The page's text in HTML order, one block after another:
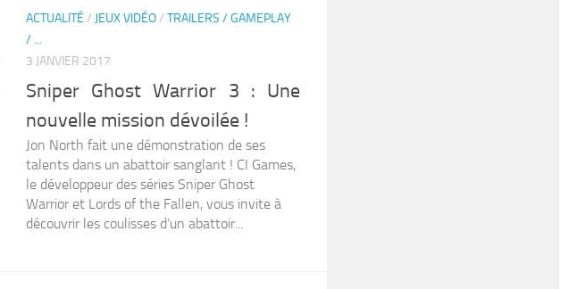
ACTUALITÉ / JEUX VIDÉO/ TRAILERS / GAMEPLAY
/ ...
3 JANVIER 2017
Sniper Ghost Warrior 3 : Une
nouvelle mission dévoilée !
Jon North fait une démonstration de ses
talents dans un abattoir sanglant ! CI Games,
le développeur des séries Sniper Ghost
Warrior et Lords of the Fallen, vous invite à
découvrir les coulisses d’un abattoir...